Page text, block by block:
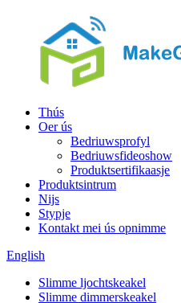
Thús
Oer ús
Bedriuwsprofyl
Bedriuwsfideoshow
Produktsertifikaasje
Produktsintrum
Nijs
Stypje
Kontakt mei ús opnimme
English
Slimme ljochtskeakel
Slimme dimmerskeakel